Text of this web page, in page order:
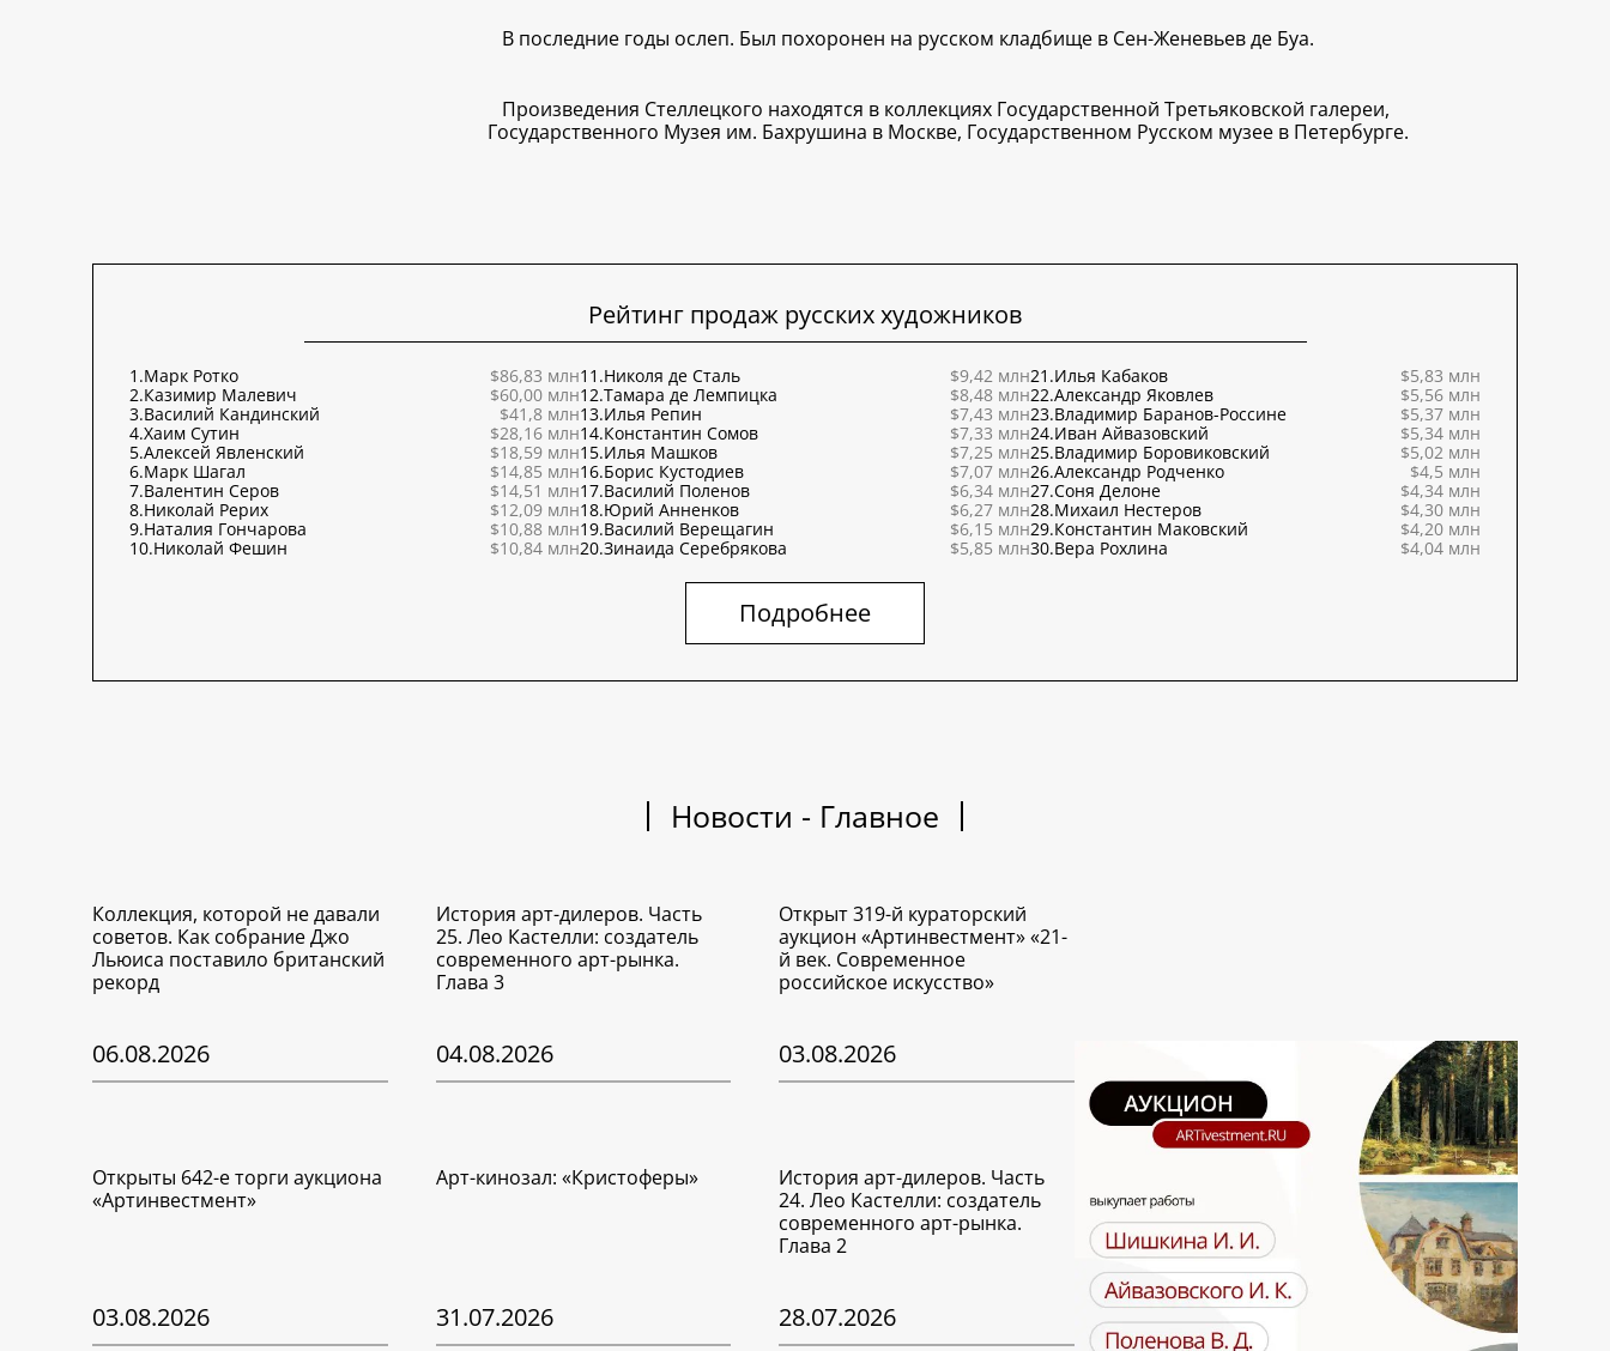
В последние годы ослеп. Был похоронен на русском кладбище в Сен-Женевьев де Буа.
Произведения Стеллецкого находятся в коллекциях Государственной Третьяковской галереи,
Государственного Музея им. Бахрушина в Москве, Государственном Русском музее в Петербурге.
Рейтинг продаж русских художников
1.Марк Ротко
$86,83 млн
2.Казимир Малевич
$60,00 млн
3.Василий Кандинский
$41,8 млн
4.Хаим Сутин
$28,16 млн
5.Алексей Явленский
$18,59 млн
6.Марк Шагал
$14,85 млн
7.Валентин Серов
$14,51 млн
8.Николай Рерих
$12,09 млн
9.Наталия Гончарова
$10,88 млн
10.Николай Фешин $10,84 млн
11.Николя де Сталь
$9,42 млн
12.Тамара де Лемпицка
$8,48 млн
13.Илья Репин
$7,43 млн
14.Константин Сомов
$7,33 млн
15.Илья Машков
$7,25 млн
16.Борис Кустодиев
$7,07 млн
17.Василий Поленов
$6,34 млн
18.Юрий Анненков
$6,27 млн
19.Василий Верещагин
$6,15 млн
20.Зинаида Серебрякова $5,85 млн
21.Илья Кабаков
$5,83 млн
22.Александр Яковлев
$5,56 млн
23.Владимир Баранов-Россине
$5,37 млн
24.Иван Айвазовский
$5,34 млн
25.Владимир Боровиковский
$5,02 млн
26.Александр Родченко
$4,5 млн
27.Соня Делоне
$4,34 млн
28.Михаил Нестеров
$4,30 млн
29.Константин Маковский
$4,20 млн
30.Вера Рохлина $4,04 млн
Подробнее
Новости - Главное
Коллекция, которой не давали
советов. Как собрание Джо
Льюиса поставило британский
рекорд
06.08.2026
История арт-дилеров. Часть
25. Лео Кастелли: создатель
современного арт-рынка.
Глава 3
04.08.2026
Открыт 319-й кураторский
аукцион «Артинвестмент» «21-
й век. Современное
российское искусство»
03.08.2026
Открыты 642-е торги аукциона
«Артинвестмент»
03.08.2026
Арт-кинозал: «Кристоферы»
31.07.2026
История арт-дилеров. Часть
24. Лео Кастелли: создатель
современного арт-рынка.
Глава 2
28.07.2026